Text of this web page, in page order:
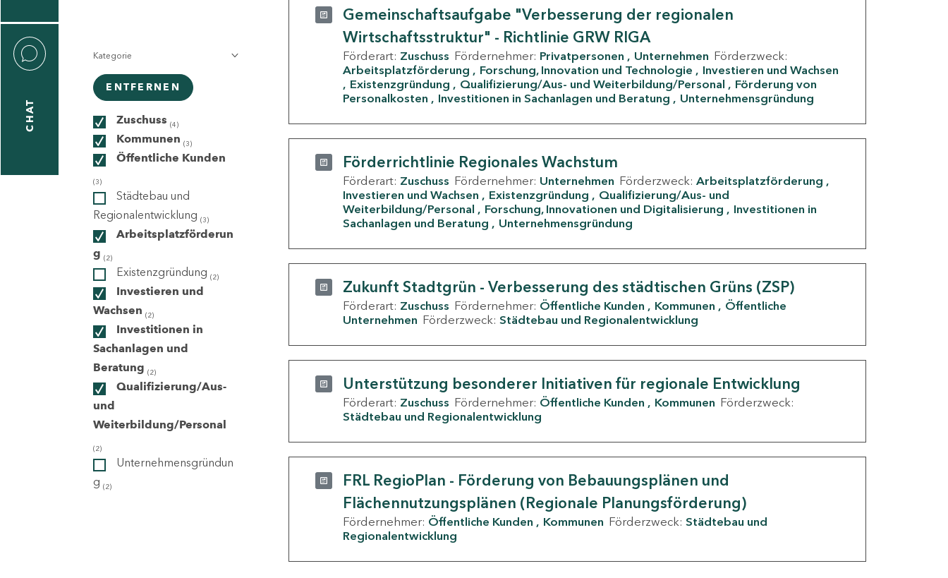
CHAT
Kategorie
ENTFERNEN
Zuschuss (4)
Kommunen (3)
Öffentliche Kunden
(3)
Städtebau und
Regionalentwicklung (3)
Arbeitsplatzförderun
g (2)
Existenzgründung (2)
Investieren und
Wachsen (2)
Investitionen in
Sachanlagen und
Beratung (2)
Qualifizierung/Aus-
und
Weiterbildung/Personal
(2)
Unternehmensgründun
g (2)
Gemeinschaftsaufgabe "Verbesserung der regionalen
Wirtschaftsstruktur" - Richtlinie GRW RIGA
Förderart: Zuschuss Fördernehmer: Privatpersonen Unternehmen Förderzweck:
Arbeitsplatzförderung
Forschung, Innovation und Technologie
Investieren und Wachsen
Existenzgründung
Qualifizierung/Aus- und Weiterbildung/Personal
Förderung von
Personalkosten
Investitionen in Sachanlagen und Beratung Unternehmensgründung
Förderrichtlinie Regionales Wachstum
Förderart: Zuschuss Fördernehmer: Unternehmen Förderzweck: Arbeitsplatzförderung
Investieren und Wachsen
Existenzgründung
Qualifizierung/Aus- und
Weiterbildung/Personal
Forschung, Innovationen und Digitalisierung
Investitionen in
Sachanlagen und Beratung
Unternehmensgründung
Zukunft Stadtgrün - Verbesserung des städtischen Grüns (ZSP)
Förderart: Zuschuss Fördernehmer: Öffentliche Kunden Kommunen
Öffentliche
Unternehmen Förderzweck: Städtebau und Regionalentwicklung
Unterstützung besonderer Initiativen für regionale Entwicklung
Förderart: Zuschuss Fördernehmer: Öffentliche Kunden Kommunen Förderzweck:
Städtebau und Regionalentwicklung
FRL RegioPlan - Förderung von Bebauungsplänen und
Flächennutzungsplänen (Regionale Planungsförderung)
Fördernehmer: Öffentliche Kunden Kommunen Förderzweck: Städtebau und
Regionalentwicklung